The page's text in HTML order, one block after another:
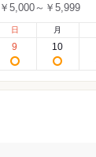
￥5,000～￥5,999
日
9
月
10